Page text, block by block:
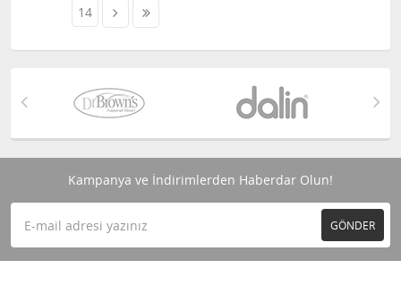
14
Kampanya ve İndirimlerden Haberdar Olun!
GÖNDER